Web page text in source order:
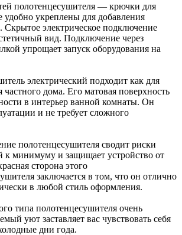
полотенцесушителя — крючки для
удобно укреплены для добавления
Скрытое электрическое подключение
вид. Подключение через
упрощает запуск оборудования на
электрический подходит как для
частного дома. Его матовая поверхность
в интерьер ванной комнаты. Он
и не требует сложного
полотенцесушителя сводит риски
к минимуму и защищает устройство от
сторона этого
заключается в том, что он отлично
в любой стиль оформления.
типа полотенцесушителя очень
уют заставляет вас чувствовать себя
дни года.